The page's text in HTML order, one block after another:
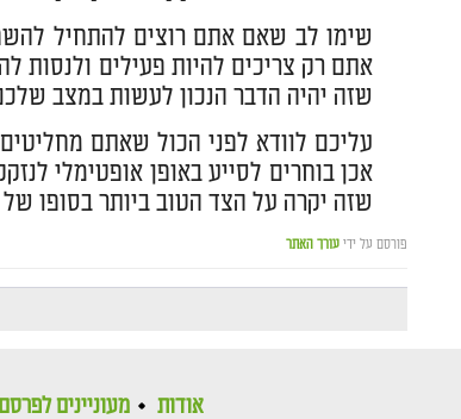
שימו לב שאם אתם רוצים להתחיל
אתם רק צריכים להיות פעילים ולנסות
שזה יהיה הדבר הנכון לעשות במצב
עליכם לוודא לפני הכול שאתם
אכן בוחרים לסייע באופן אופטימלי
שזה יקרה על הצד הטוב ביותר בסופו של
פורסם על ידי עורך האתר
אודות מעוניינים